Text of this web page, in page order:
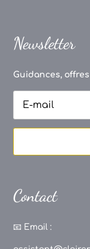
Newsletter
Guidances, offres
Contact
📧 Email :